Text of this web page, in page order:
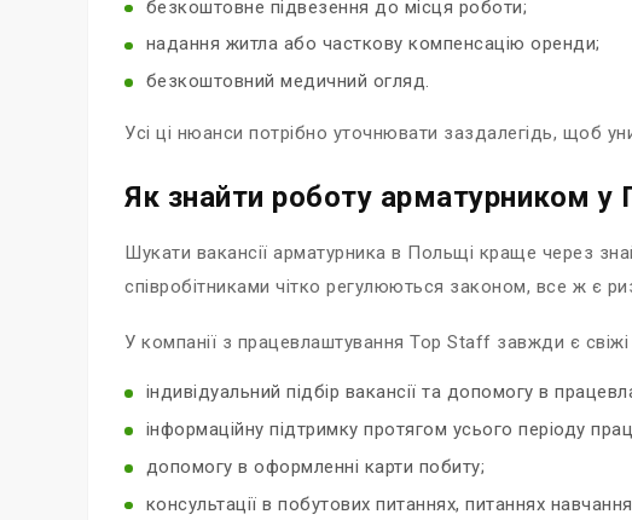
безкоштовне підвезення до місця роботи;
надання житла або часткову компенсацію оренди;
безкоштовний медичний огляд.
Усі ці нюанси потрібно уточнювати заздалегідь, щоб
Як знайти роботу арматурником у
Шукати вакансії арматурника в Польщі краще через
співробітниками чітко регулюються законом, все ж є
У компанії з працевлаштування Top Staff завжди є свіжі
індивідуальний підбір вакансії та допомогу в
інформаційну підтримку протягом усього періоду
допомогу в оформленні карти побиту;
консультації в побутових питаннях, питаннях